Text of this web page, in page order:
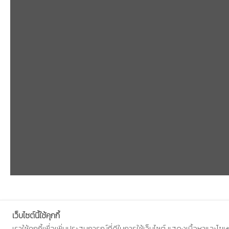
เว็บไซต์นี้ใช้คุกกี้